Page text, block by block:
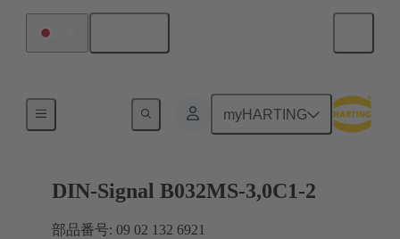
myHARTING
マザーボード ツー ドーターカード接続
DIN-Signal B032MS-3,0C1-2
部品番号: 09 02 132 6921